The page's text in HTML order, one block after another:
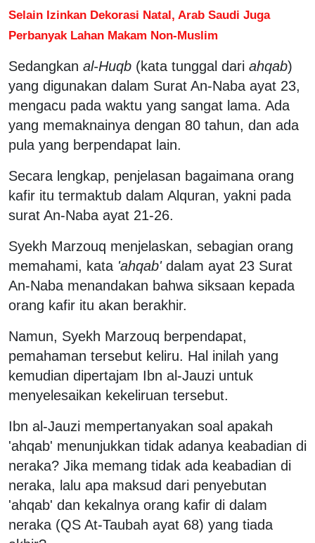
Selain Izinkan Dekorasi Natal, Arab Saudi Juga
Perbanyak Lahan Makam Non-Muslim
Sedangkan al-Huqb (kata tunggal dari ahqab)
yang digunakan dalam Surat An-Naba ayat 23,
mengacu pada waktu yang sangat lama. Ada
yang memaknainya dengan 80 tahun, dan ada
pula yang berpendapat lain.
Secara lengkap, penjelasan bagaimana orang
kafir itu termaktub dalam Alquran, yakni pada
surat An-Naba ayat 21-26.
Syekh Marzouq menjelaskan, sebagian orang
memahami, kata 'ahqab'dalam ayat 23 Surat
An-Naba menandakan bahwa siksaan kepada
orang kafir itu akan berakhir.
Namun, Syekh Marzouq berpendapat,
pemahaman tersebut keliru. Hal inilah yang
kemudian dipertajam Ibn al-Jauzi untuk
menyelesaikan kekeliruan tersebut.
Ibn al-Jauzi mempertanyakan soal apakah
'ahqab' menunjukkan tidak adanya keabadian di
neraka? Jika memang tidak ada keabadian di
neraka, lalu apa maksud dari penyebutan
'ahqab' dan kekalnya orang kafir di dalam
neraka (QS At-Taubah ayat 68) yang tiada